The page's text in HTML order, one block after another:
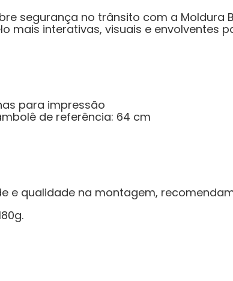
segurança no trânsito com a
mais interativas, visuais e envolventes
para impressão
de referência: 64 cm
e qualidade na montagem,